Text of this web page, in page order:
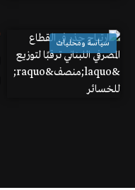
سياسة ومحليات